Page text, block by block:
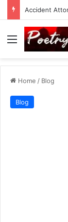
Menu
Home / Blog
Blog